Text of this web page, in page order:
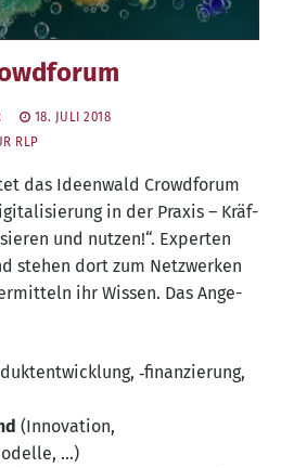
18. JULI 2018
RLP
das Ideen­wald Crowd­fo­rum
in der Pra­xis – Kräf­
und nut­zen!“. Exper­ten
ste­hen dort zum Netz­wer­ken
ihr Wis­sen. Das Ange­
‑finan­zie­rung,
(Inno­va­ti­on,
…)